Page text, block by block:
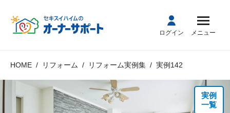
ログイン メニュー
HOME リフォーム リフォーム実例集 実例142
実例
一覧